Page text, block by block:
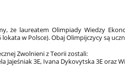
że laureatem Olimpiady Wiedzy
w Polsce). Obaj Olimpijczycy są
Zwolnieni z Teorii zostali:
Jajeśniak 3E, Ivana Dykovytska 3E oraz